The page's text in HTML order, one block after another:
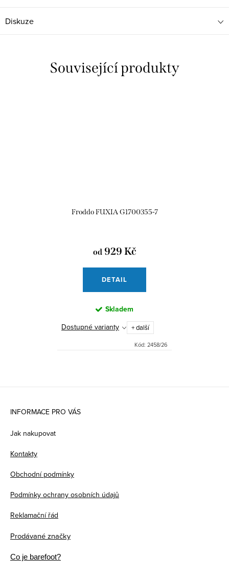
Diskuze
Související produkty
Froddo FUXIA G1700355-7
od929 Kč
DETAIL
Skladem
Dostupné varianty
+ další
Kód: 2458/26
INFORMACE PRO VÁS
Jak nakupovat
Kontakty
Obchodní podmínky
Podmínky ochrany osobních údajů
Reklamační řád
Prodávané značky
Co je barefoot?